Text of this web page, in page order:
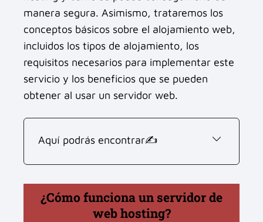
manera segura. Asimismo, trataremos los
conceptos básicos sobre el alojamiento web,
incluidos los tipos de alojamiento, los
requisitos necesarios para implementar este
servicio y los beneficios que se pueden
obtener al usar un servidor web.
Aquí podrás encontrar✍
¿Cómo funciona un servidor de
web hosting?